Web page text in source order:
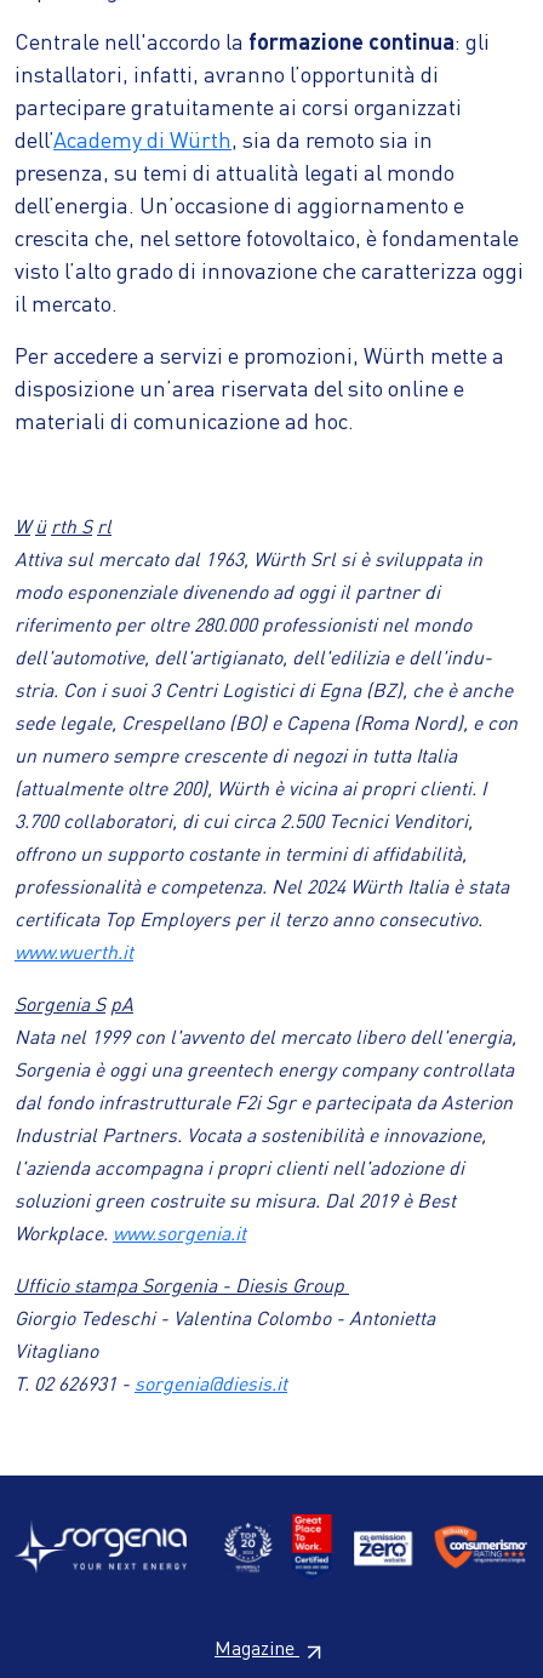
Centrale nell'accordo la formazione continua: gli
installatori, infatti, avranno l’opportunità di
partecipare gratuitamente ai corsi organizzati
dell’Academy di Würth, sia da remoto sia in
presenza, su temi di attualità legati al mondo
dell’energia. Un’occasione di aggiornamento e
crescita che, nel settore fotovoltaico, è fondamentale
visto l’alto grado di innovazione che caratterizza oggi
il mercato.
Per accedere a servizi e promozioni, Würth mette a
disposizione un’area riservata del sito online e
materiali di comunicazione ad hoc.
W ü rth S rl
Attiva sul mercato dal 1963, Würth Srl si è sviluppata in
modo esponenziale divenendo ad oggi il partner di
riferimento per oltre 280.000 professionisti nel mondo
dell'automotive, dell'artigianato, dell'edilizia e dell'indu-
stria. Con i suoi 3 Centri Logistici di Egna (BZ), che è anche
sede legale, Crespellano (BO) e Capena (Roma Nord), e con
un numero sempre crescente di negozi in tutta Italia
(attualmente oltre 200), Würth è vicina ai propri clienti. I
3.700 collaboratori, di cui circa 2.500 Tecnici Venditori,
offrono un supporto costante in termini di affidabilità,
professionalità e competenza. Nel 2024 Würth Italia è stata
certificata Top Employers per il terzo anno consecutivo.
www.wuerth.it
Sorgenia S pA
Nata nel 1999 con l'avvento del mercato libero dell'energia,
Sorgenia è oggi una greentech energy company controllata
dal fondo infrastrutturale F2i Sgr e partecipata da Asterion
Industrial Partners. Vocata a sostenibilità e innovazione,
l'azienda accompagna i propri clienti nell'adozione di
soluzioni green costruite su misura. Dal 2019 è Best
Workplace. www.sorgenia.it
Ufficio stampa Sorgenia - Diesis Group
Giorgio Tedeschi - Valentina Colombo - Antonietta
Vitagliano
T. 02 626931 - sorgenia@diesis.it
Magazine